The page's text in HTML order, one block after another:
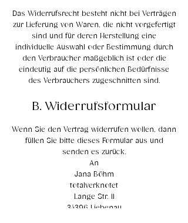
Das Widerrufsrecht besteht nicht bei Verträgen
zur Lieferung von Waren, die nicht vorgefertigt
sind und für deren Herstellung eine
individuelle Auswahl oder Bestimmung durch
den Verbraucher maßgeblich ist oder die
eindeutig auf die persönlichen Bedürfnisse
des Verbrauchers zugeschnitten sind.
B. Widerrufsformular
Wenn Sie den Vertrag widerrufen wollen, dann
füllen Sie bitte dieses Formular aus und
senden es zurück.
An
Jana Böhm
totalverknotet
Lange Str. 11
34396 Liebenau